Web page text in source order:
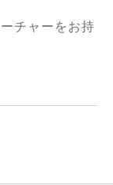
チャーをお持